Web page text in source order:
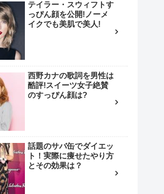
テイラー・スウィフトす
っぴん顔を公開!ノーメ
イクでも美肌で美人!
西野カナの歌詞を男性は
酷評!スイーツ女子絶賛
のすっぴん顔は?
話題のサバ缶でダイエッ
ト！実際に痩せたやり方
とその効果は？